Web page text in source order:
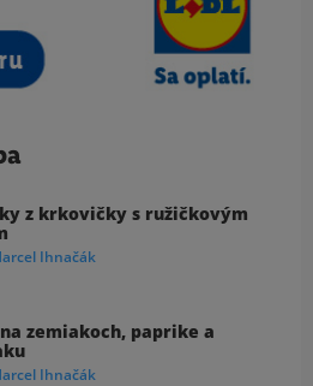
z krkovičky s ružičkovým
Ihnačák
zemiakoch, paprike a
Ihnačák